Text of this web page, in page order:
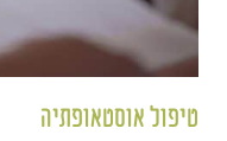
טיפול אוסטאופתיה